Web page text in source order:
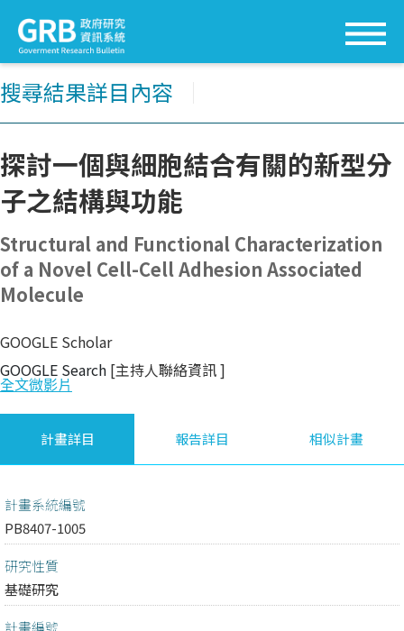
搜尋結果詳目內容
探討一個與細胞結合有關的新型分
子之結構與功能
Structural and Functional Characterization
of a Novel Cell-Cell Adhesion Associated
Molecule
GOOGLE Scholar
GOOGLE Search [主持人聯絡資訊]
全文微影片
計畫詳目 報告詳目 相似計畫
計畫系統編號
PB8407-1005
研究性質
基礎研究
計畫編號